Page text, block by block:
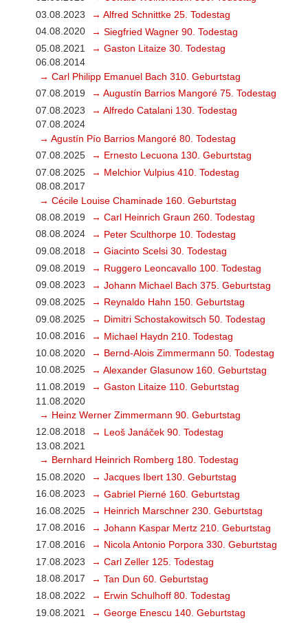
03.08.2023
→ Alfred Schnittke 25. Todestag
04.08.2020
→ Siegfried Wagner 90. Todestag
05.08.2021
→ Gaston Litaize 30. Todestag
06.08.2014
→ Carl Philipp Emanuel Bach 310. Geburtstag
07.08.2019
→ Augustín Barrios Mangoré 75. Todestag
07.08.2023
→ Alfredo Catalani 130. Todestag
07.08.2024
→ Agustín Pío Barrios Mangoré 80. Todestag
07.08.2025
→ Ernesto Lecuona 130. Geburtstag
07.08.2025
→ Melchior Vulpius 410. Todestag
08.08.2017
→ Cécile Louise Chaminade 160. Geburtstag
08.08.2019
→ Carl Heinrich Graun 260. Todestag
08.08.2024
→ Peter Sculthorpe 10. Todestag
09.08.2018
→ Giacinto Scelsi 30. Todestag
09.08.2019
→ Ruggero Leoncavallo 100. Todestag
09.08.2023
→ Johann Michael Bach 375. Geburtstag
09.08.2025
→ Reynaldo Hahn 150. Geburtstag
09.08.2025
→ Dimitri Schostakowitsch 50. Todestag
10.08.2016
→ Michael Haydn 210. Todestag
10.08.2020
→ Bernd-Alois Zimmermann 50. Todestag
10.08.2025
→ Alexander Glasunow 160. Geburtstag
11.08.2019
→ Gaston Litaize 110. Geburtstag
11.08.2020
→ Heinz Werner Zimmermann 90. Geburtstag
12.08.2018
→ Leoš Janáček 90. Todestag
13.08.2021
→ Bernhard Heinrich Romberg 180. Todestag
15.08.2020
→ Jacques Ibert 130. Geburtstag
16.08.2023
→ Gabriel Pierné 160. Geburtstag
16.08.2025
→ Heinrich Marschner 230. Geburtstag
17.08.2016
→ Johann Kaspar Mertz 210. Geburtstag
17.08.2016
→ Nicola Antonio Porpora 330. Geburtstag
17.08.2023
→ Carl Zeller 125. Todestag
18.08.2017
→ Tan Dun 60. Geburtstag
18.08.2022
→ Erwin Schulhoff 80. Todestag
19.08.2021
→ George Enescu 140. Geburtstag